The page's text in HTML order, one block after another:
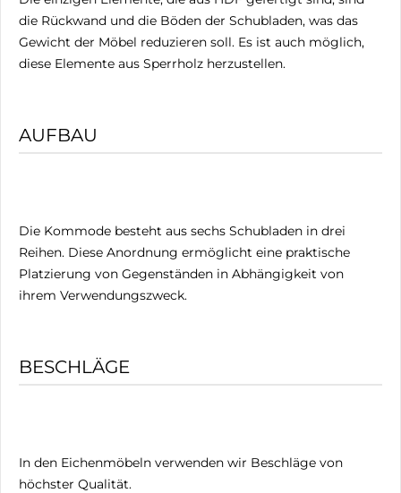
die Rückwand und die Böden der Schubladen, was das
Gewicht der Möbel reduzieren soll. Es ist auch möglich,
diese Elemente aus Sperrholz herzustellen.
AUFBAU
Die Kommode besteht aus sechs Schubladen in drei
Reihen. Diese Anordnung ermöglicht eine praktische
Platzierung von Gegenständen in Abhängigkeit von
ihrem Verwendungszweck.
BESCHLÄGE
In den Eichenmöbeln verwenden wir Beschläge von
höchster Qualität.